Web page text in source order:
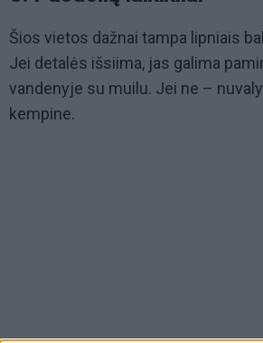
Šios vietos dažnai tampa lipniais
Jei detalės išsiima, jas galima
vandenyje su muilu. Jei ne –
kempine.